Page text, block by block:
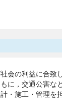
会の利益に合
に，交通公害
・施工・管理